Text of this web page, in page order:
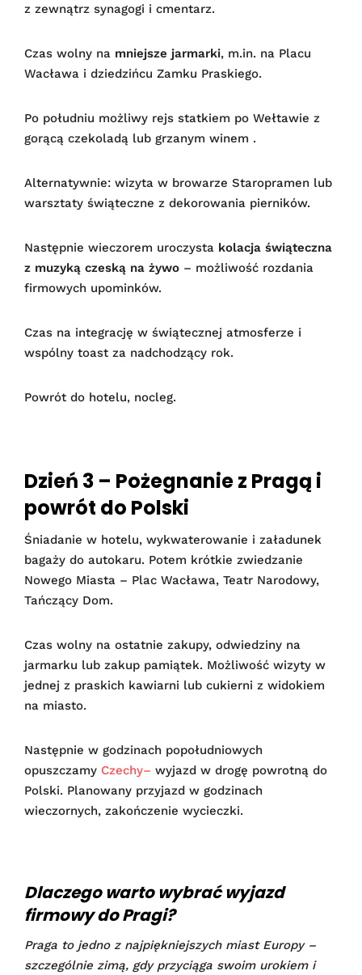
z zewnątrz synagogi i cmentarz.
Czas wolny na mniejsze jarmarki, m.in. na Placu
Wacława i dziedzińcu Zamku Praskiego.
Po południu możliwy rejs statkiem po Wełtawie z
gorącą czekoladą lub grzanym winem .
Alternatywnie: wizyta w browarze Staropramen lub
warsztaty świąteczne z dekorowania pierników.
Następnie wieczorem uroczysta kolacja świąteczna
z muzyką czeską na żywo – możliwość rozdania
firmowych upominków.
Czas na integrację w świątecznej atmosferze i
wspólny toast za nadchodzący rok.
Powrót do hotelu, nocleg.
Dzień 3 – Pożegnanie z Pragą i
powrót do Polski
Śniadanie w hotelu, wykwaterowanie i załadunek
bagaży do autokaru. Potem krótkie zwiedzanie
Nowego Miasta – Plac Wacława, Teatr Narodowy,
Tańczący Dom.
Czas wolny na ostatnie zakupy, odwiedziny na
jarmarku lub zakup pamiątek. Możliwość wizyty w
jednej z praskich kawiarni lub cukierni z widokiem
na miasto.
Następnie w godzinach popołudniowych
opuszczamy Czechy– wyjazd w drogę powrotną do
Polski. Planowany przyjazd w godzinach
wieczornych, zakończenie wycieczki.
Dlaczego warto wybrać wyjazd
firmowy do Pragi?
Praga to jedno z najpiękniejszych miast Europy –
szczególnie zimą, gdy przyciąga swoim urokiem i